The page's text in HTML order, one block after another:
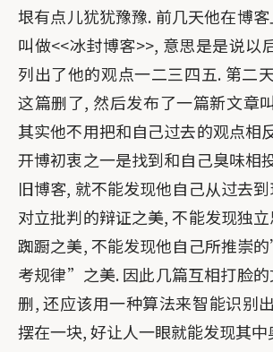
垠有点儿犹犹豫豫. 前几天他在博
叫做<<冰封博客>>, 意思是是说以
列出了他的观点一二三四五. 第二
这篇删了, 然后发布了一篇新文章
其实他不用把和自己过去的观点相
开博初衷之一是找到和自己臭味相
旧博客, 就不能发现他自己从过去
对立批判的辩证之美, 不能发现独
踟蹰之美, 不能发现他自己所推崇
考规律”之美. 因此几篇互相打脸
删, 还应该用一种算法来智能识别
摆在一块, 好让人一眼就能发现其中